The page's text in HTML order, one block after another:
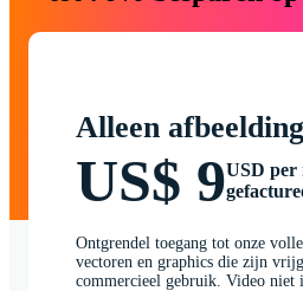
Alleen
US$ 9USD per
Ontgrendel toegang tot onze
vectoren en graphics die zijn
commercieel gebruik. Video niet